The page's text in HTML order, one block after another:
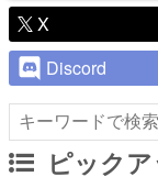
ピック
電ファミのいま読ま
アプリセール情報